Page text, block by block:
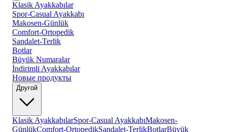
Klasik Ayakkabılar
Spor-Casual Ayakkabı
Makosen-Günlük
Comfort-Ortopedik
Sandalet-Terlik
Botlar
Büyük Numaralar
İndirimli Ayakkabılar
Новые продукты
Другой
Klasik AyakkabılarSpor-Casual AyakkabıMakosen-
GünlükComfort-OrtopedikSandalet-TerlikBotlarBüyük